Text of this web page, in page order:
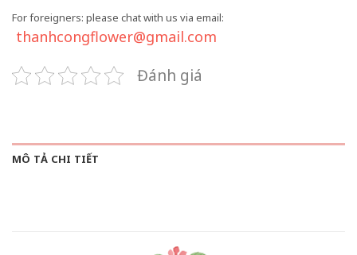
For foreigners: please chat with us via email:
thanhcongflower@gmail.com
Đánh giá
MÔ TẢ CHI TIẾT